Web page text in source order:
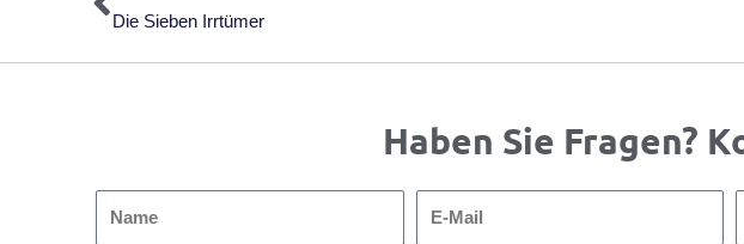
Die Sieben Irrtümer
Haben Sie Fragen?